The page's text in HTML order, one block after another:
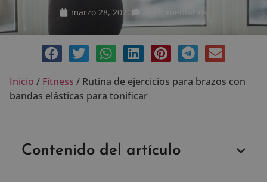
marzo 28, 2020 Sin comentarios
Inicio / Fitness / Rutina de ejercicios para brazos con
bandas elásticas para tonificar
Contenido del artículo